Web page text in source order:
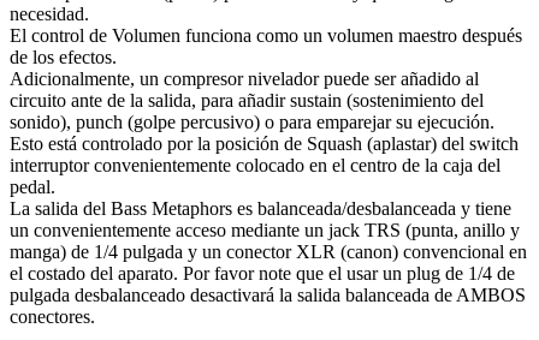
necesidad.
El control de Volumen funciona como un volumen maestro después
de los efectos.
Adicionalmente, un compresor nivelador puede ser añadido al
circuito ante de la salida, para añadir sustain (sostenimiento del
sonido), punch (golpe percusivo) o para emparejar su ejecución.
Esto está controlado por la posición de Squash (aplastar) del switch
interruptor convenientemente colocado en el centro de la caja del
pedal.
La salida del Bass Metaphors es balanceada/desbalanceada y tiene
un convenientemente acceso mediante un jack TRS (punta, anillo y
manga) de 1/4 pulgada y un conector XLR (canon) convencional en
el costado del aparato. Por favor note que el usar un plug de 1/4 de
pulgada desbalanceado desactivará la salida balanceada de AMBOS
conectores.